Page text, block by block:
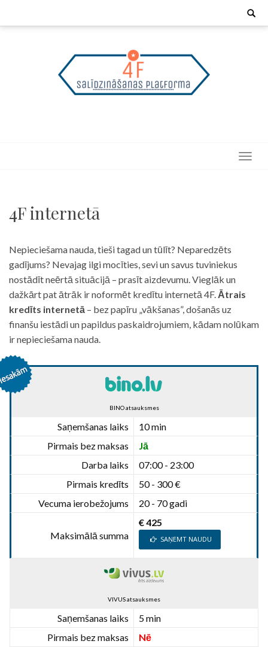
Search
4F internetā
Nepieciešama nauda, tieši tagad un tūlīt? Neparedzēts
gadījums? Nevajag ilgi mocīties, sevi un savus tuviniekus
nostādīt neērtā situācijā – prasīt aizdevumu. Vieglāk un
dažkārt pat ātrāk ir noformēt kredītu internetā 4F. Ātrais
kredīts internetā – bez papīru „vākšanas”, došanās uz
finanšu iestādi un papildus paskaidrojumiem, kādam nolūkam
ir nepieciešama nauda.
BINO atsauksmes
Saņemšanas laiks
10 min
Pirmais bez maksas
Jā
Darba laiks
07:00 - 23:00
Pirmais kredīts
50 - 300 €
Vecuma ierobežojums
20 - 70 gadi
Maksimālā summa
€ 425
SAŅEMT NAUDU
VIVUS atsauksmes
Saņemšanas laiks
5 min
Pirmais bez maksas
Nē